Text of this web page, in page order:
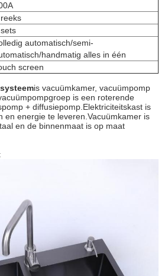
automatisch/semi-
handmatig alles in één
screen
is vacuümkamer, vacuümpomp
is een roterende
+ diffusiepomp.Elektriciteitskast is
en energie te leveren.Vacuümkamer is
en de binnenmaat is op maat